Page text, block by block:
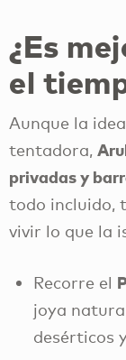
¿Es
el
Aunque la
tentadora,
privadas y
todo incluido,
vivir lo que la
Recorre el
joya
desérticos